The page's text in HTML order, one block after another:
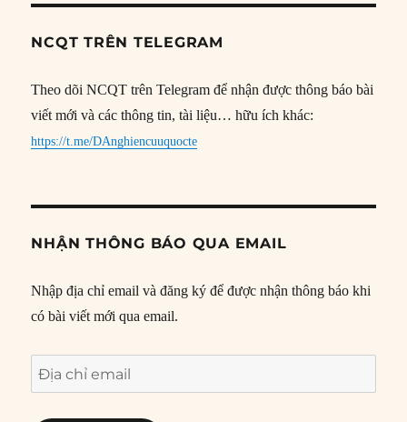
NCQT TRÊN TELEGRAM
Theo dõi NCQT trên Telegram để nhận được thông báo bài
viết mới và các thông tin, tài liệu… hữu ích khác:
https://t.me/DAnghiencuuquocte
NHẬN THÔNG BÁO QUA EMAIL
Nhập địa chỉ email và đăng ký để được nhận thông báo khi
có bài viết mới qua email.
Địa
chỉ
email